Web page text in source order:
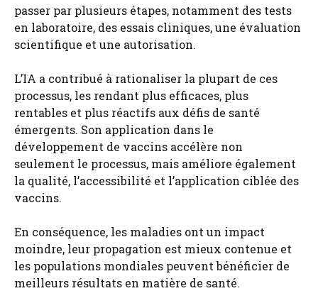
passer par plusieurs étapes, notamment des tests
en laboratoire, des essais cliniques, une évaluation
scientifique et une autorisation.
L’IA a contribué à rationaliser la plupart de ces
processus, les rendant plus efficaces, plus
rentables et plus réactifs aux défis de santé
émergents. Son application dans le
développement de vaccins accélère non
seulement le processus, mais améliore également
la qualité, l’accessibilité et l’application ciblée des
vaccins.
En conséquence, les maladies ont un impact
moindre, leur propagation est mieux contenue et
les populations mondiales peuvent bénéficier de
meilleurs résultats en matière de santé.